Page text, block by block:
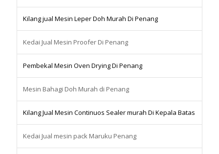
Kilang jual Mesin Leper Doh Murah Di Penang
Kedai Jual Mesin Proofer Di Penang
Pembekal Mesin Oven Drying Di Penang
Mesin Bahagi Doh Murah di Penang
Kilang Jual Mesin Continuos Sealer murah Di Kepala Batas
Kedai Jual mesin pack Maruku Penang